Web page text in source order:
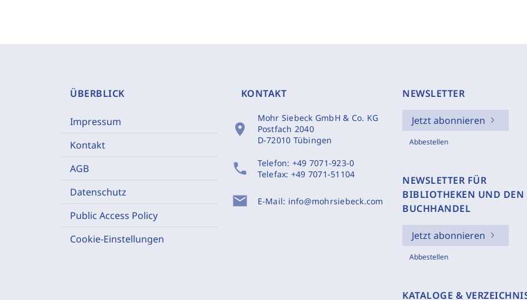
ÜBERBLICK
Impressum
Kontakt
AGB
Datenschutz
Public Access Policy
Cookie-Einstellungen
KONTAKT
location_on
Mohr Siebeck GmbH & Co. KG
Postfach 2040
D-72010 Tübingen
phone Telefon: +49 7071-923-0
Telefax: +49 7071-51104
mail E-Mail: info@mohrsiebeck.com
NEWSLETTER
Jetzt abonnieren
Abbestellen
NEWSLETTER FÜR
BIBLIOTHEKEN UND DEN
BUCHHANDEL
Jetzt abonnieren
Abbestellen
KATALOGE &